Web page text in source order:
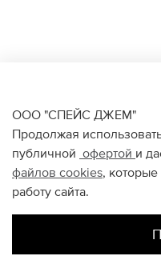
ООО "СПЕЙС ДЖЕМ"
Продолжая
публичной офертой и
файлов cookies,
работу сайта.